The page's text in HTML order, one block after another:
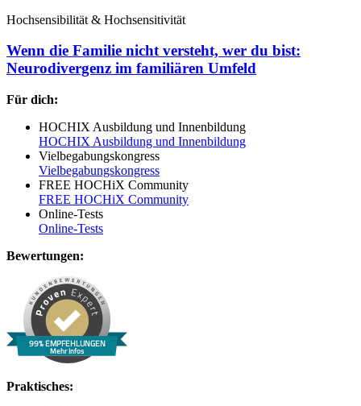
Hochsensibilität & Hochsensitivität
Wenn die Familie nicht versteht, wer du bist:
Neurodivergenz im familiären Umfeld
Für dich:
HOCHIX Ausbildung und Innenbildung
HOCHIX Ausbildung und Innenbildung
Vielbegabungskongress
Vielbegabungskongress
FREE HOCHiX Community
FREE HOCHiX Community
Online-Tests
Online-Tests
Bewertungen:
99% EMPFEHLUNGEN
Mehr Infos
Praktisches: